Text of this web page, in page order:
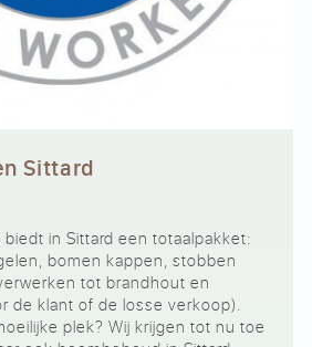
Sittard
biedt in Sittard een totaalpakket:
bomen kappen, stobben
tot brandhout en
de klant of de losse verkoop).
plek? Wij krijgen tot nu toe